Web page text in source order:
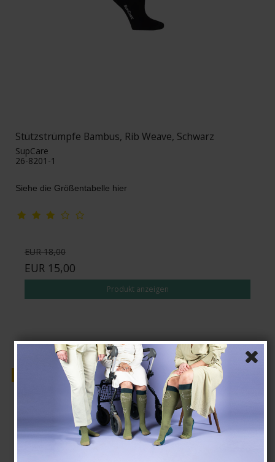
Stützstrümpfe Bambus, Rib Weave, Schwarz
SupCare
26-8201-1
Siehe die Größentabelle hier
EUR 18,00
EUR 15,00
Produkt anzeigen